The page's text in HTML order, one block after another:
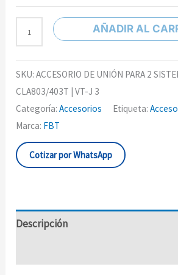
AÑADIR AL
SKU:ACCESORIO DE UNIÓN PARA 2
CLA803/403T | VT-J 3
Categoría:Accesorios Etiqueta:
Marca: FBT
Cotizar por WhatsApp
Descripción